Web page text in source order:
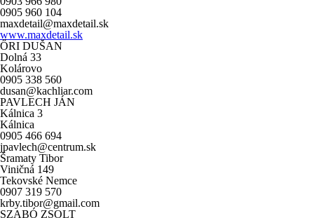
0905 960 104
maxdetail@maxdetail.sk
www.maxdetail.sk
ŐRI DUŠAN
Dolná 33
Kolárovo
0905 338 560
dusan@kachliar.com
PAVLECH JÁN
Kálnica 3
Kálnica
0905 466 694
jpavlech@centrum.sk
Šramaty Tibor
Viničná 149
Tekovské Nemce
0907 319 570
krby.tibor@gmail.com
SZABÓ ZSOLT